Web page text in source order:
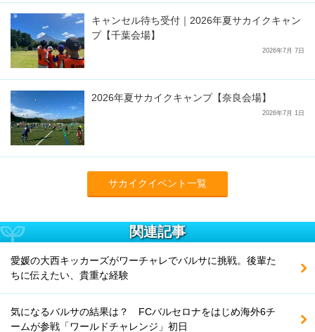
キャンセル待ち受付｜2026年夏サカイクキャン
プ【千葉会場】
2026年7月 7日
2026年夏サカイクキャンプ【奈良会場】
2026年7月 1日
サカイクイベント一覧
関連記事
愛媛の大西キッカーズがワーチャレでバルサに挑戦。後輩た
ちに伝えたい、貴重な経験
気になるバルサの結果は？ FCバルセロナをはじめ海外6チ
ームが参戦「ワールドチャレンジ」初日